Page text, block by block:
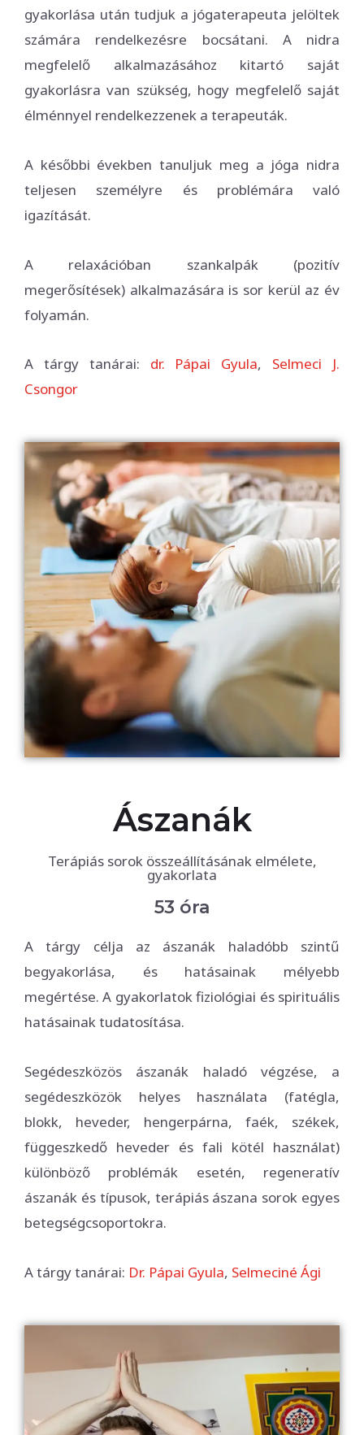
gyakorlása után tudjuk a jógaterapeuta jelöltek
számára rendelkezésre bocsátani. A nidra
megfelelő alkalmazásához kitartó saját
gyakorlásra van szükség, hogy megfelelő saját
élménnyel rendelkezzenek a terapeuták.
A későbbi években tanuljuk meg a jóga nidra
teljesen személyre és problémára való
igazítását.
A relaxációban szankalpák (pozitív
megerősítések) alkalmazására is sor kerül az év
folyamán.
A tárgy tanárai: dr. Pápai Gyula, Selmeci J.
Csongor
Ászanák
Terápiás sorok összeállításának elmélete,
gyakorlata
53 óra
A tárgy célja az ászanák haladóbb szintű
begyakorlása, és hatásainak mélyebb
megértése. A gyakorlatok fiziológiai és spirituális
hatásainak tudatosítása.
Segédeszközös ászanák haladó végzése, a
segédeszközök helyes használata (fatégla,
blokk, heveder, hengerpárna, faék, székek,
függeszkedő heveder és fali kötél használat)
különböző problémák esetén, regeneratív
ászanák és típusok, terápiás ászana sorok egyes
betegségcsoportokra.
A tárgy tanárai: Dr. Pápai Gyula, Selmeciné Ági